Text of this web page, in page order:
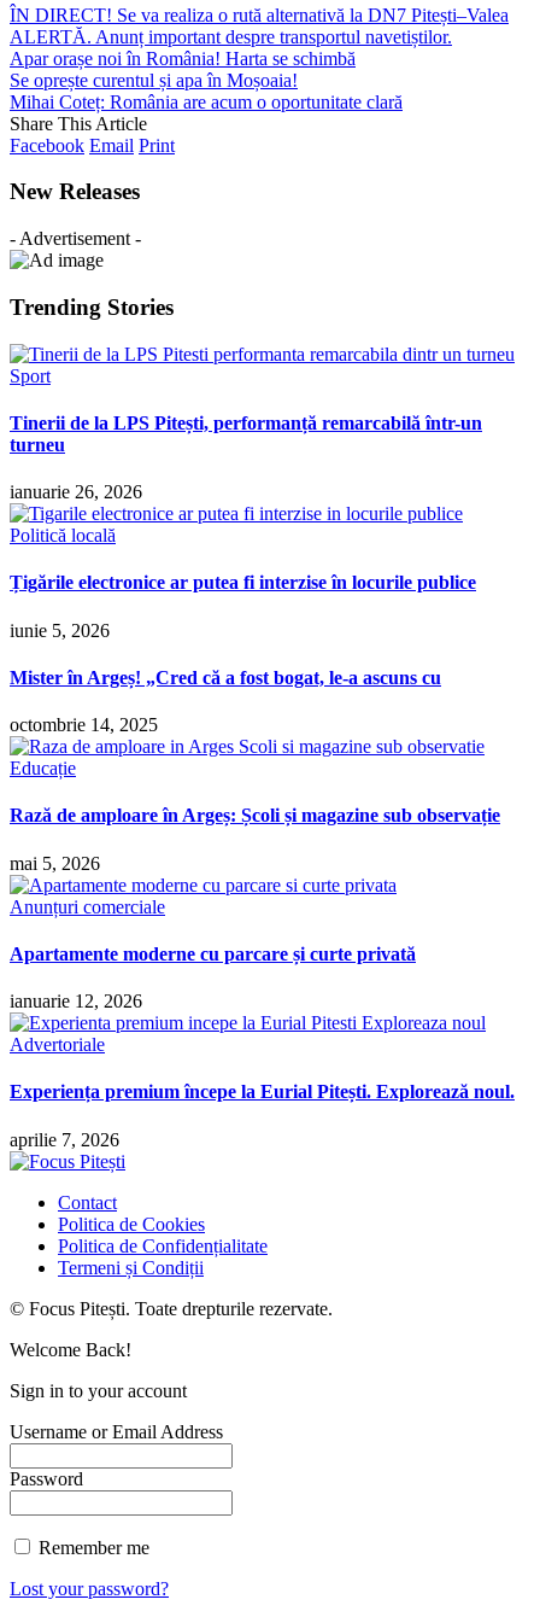
ÎN DIRECT! Se va realiza o rută alternativă la DN7 Pitești–Valea
ALERTĂ. Anunț important despre transportul navetiștilor.
Apar orașe noi în România! Harta se schimbă
Se oprește curentul și apa în Moșoaia!
Mihai Coteț: România are acum o oportunitate clară
Share This Article
Facebook Email Print
New Releases
- Advertisement -
Trending Stories
Sport
Tinerii de la LPS Pitești, performanță remarcabilă într-un
turneu
ianuarie 26, 2026
Politică locală
Țigările electronice ar putea fi interzise în locurile publice
iunie 5, 2026
Mister în Argeș! „Cred că a fost bogat, le-a ascuns cu
octombrie 14, 2025
Educație
Rază de amploare în Argeș: Școli și magazine sub observație
mai 5, 2026
Anunțuri comerciale
Apartamente moderne cu parcare și curte privată
ianuarie 12, 2026
Advertoriale
Experiența premium începe la Eurial Pitești. Explorează noul.
aprilie 7, 2026
Contact
Politica de Cookies
Politica de Confidențialitate
Termeni și Condiții
© Focus Pitești. Toate drepturile rezervate.
Welcome Back!
Sign in to your account
Username or Email Address
Password
Remember me
Lost your password?